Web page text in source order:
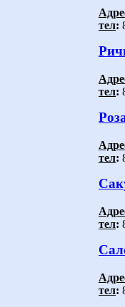
тел:
тел:
тел:
тел:
тел: